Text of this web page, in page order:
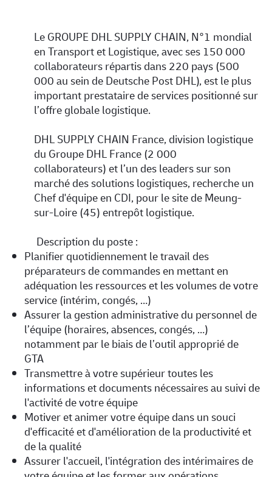
Le GROUPE DHL SUPPLY CHAIN, N°1 mondial
en Transport et Logistique, avec ses 150 000
collaborateurs répartis dans 220 pays (500
000 au sein de Deutsche Post DHL), est le plus
important prestataire de services positionné sur
l’offre globale logistique.
DHL SUPPLY CHAIN France, division logistique
du Groupe DHL France (2 000
collaborateurs) et l’un des leaders sur son
marché des solutions logistiques, rechercheun
Chef d'équipeen CDI, pour le site de Meung-
sur-Loire (45) entrepôt logistique.
Description du poste :
Planifier quotidiennement le travail des
préparateurs de commandes en mettant en
adéquation les ressources et les volumes de votre
service (intérim, congés, …)
Assurer la gestion administrative du personnel de
l’équipe (horaires, absences, congés, …)
notamment par le biais de l’outil approprié de
GTA
Transmettre à votre supérieur toutes les
informations et documents nécessaires au suivi de
l'activité de votre équipe
Motiver et animer votre équipe dans un souci
d'efficacité et d'amélioration de la productivité et
de la qualité
Assurer l'accueil, l'intégration des intérimaires de